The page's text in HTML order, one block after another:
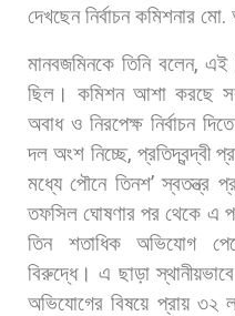
দেখছেন নির্বাচন কমিশনার মো.
মানবজমিনকে তিনি বলেন,এই
ছিল। কমিশন আশা করছে
অবাধ ও নিরপেক্ষ নির্বাচন দিতে
দল অংশ নিচ্ছে,প্রতিদ্বন্দ্বী
মধ্যে পৌনে তিনশ’স্বতন্ত্র
তফসিল ঘোষণার পর থেকে এ
তিন
শতাধিক অভিযোগ
বিরুদ্ধে। এ ছাড়া স্থানীয়ভাবে
অভিযোগের বিষয়ে প্রায় ৩২